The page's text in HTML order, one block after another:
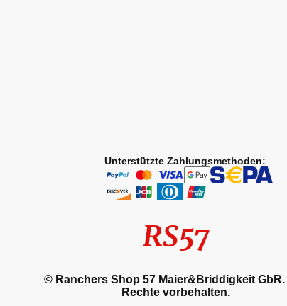
Unterstützte Zahlungsmethoden:
RS57
© Ranchers Shop 57 Maier&Briddigkeit GbR.
Rechte vorbehalten.